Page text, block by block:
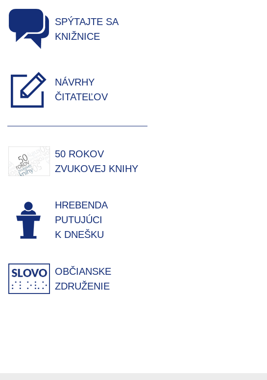
SPÝTAJTE SA
KNIŽNICE
NÁVRHY
ČITATEĽOV
50 ROKOV
ZVUKOVEJ KNIHY
HREBENDA
PUTUJÚCI
K DNEŠKU
OBČIANSKE
ZDRUŽENIE